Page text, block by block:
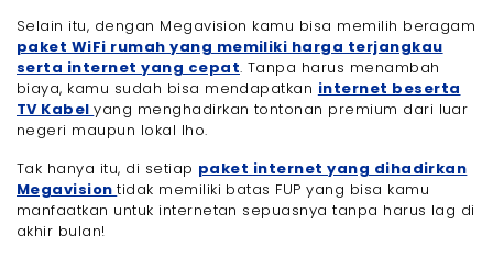
Selain itu, dengan Megavision kamu bisa memilih beragam
paket WiFi rumah yang memiliki harga terjangkau
serta internet yang cepat. Tanpa harus menambah
biaya, kamu sudah bisa mendapatkan internet beserta
TV Kabelyang menghadirkan tontonan premium dari luar
negeri maupun lokal lho.
Tak hanya itu, di setiap paket internet yang dihadirkan
Megavisiontidak memiliki batas FUP yang bisa kamu
manfaatkan untuk internetan sepuasnya tanpa harus lag di
akhir bulan!